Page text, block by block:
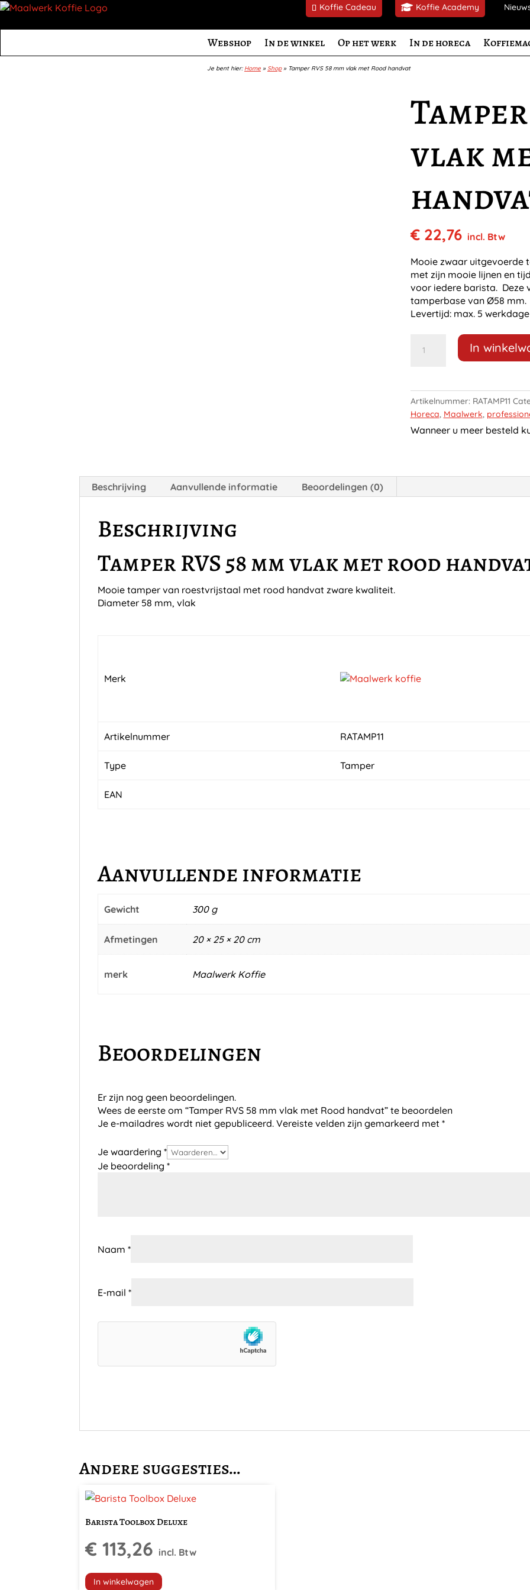
Koffie Cadeau Koffie Academy
Webshop In de winkel Op het werk In de horeca
Je bent hier: Home » Shop» Tamper RVS 58 mm vlak met Rood handvat
Tamper
vlak
€22,76 incl. Btw
Mooie zwaar uitgevoerde
met zijn mooie lijnen en
voor iedere barista. Deze
tamperbase van Ø58 mm.
Levertijd: max. 5
RVS
vlak
met
Rood
handvat
In
Artikelnummer: RATAMP11
Horeca, Maalwerk,
Wanneer u meer besteld
Beschrijving Aanvullende informatie Beoordelingen (0)
Beschrijving
Tamper RVS 58 mm vlak met rood
Mooie tamper van roestvrijstaal met rood handvat zware kwaliteit.
Diameter 58 mm, vlak
Merk
Artikelnummer RATAMP11
Type Tamper
EAN
Aanvullende informatie
Gewicht 300 g
Afmetingen 20 × 25 × 20 cm
merk Maalwerk Koffie
Beoordelingen
Er zijn nog geen beoordelingen.
Wees de eerste om “Tamper RVS 58 mm vlak met Rood handvat” te beoordelen
Je e-mailadres wordt niet gepubliceerd. Vereiste velden zijn gemarkeerd met*
Je waardering*
Je beoordeling*
Naam*
E-mail*
Andere suggesties…
Barista Toolbox Deluxe
€ 113,26 incl. Btw
In winkelwagen